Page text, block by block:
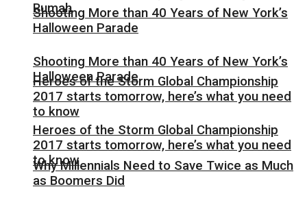
Shooting More than 40 Years of New York’s
Halloween Parade
Heroes of the Storm Global Championship
2017 starts tomorrow, here’s what you need
to know
Why Millennials Need to Save Twice as Much
as Boomers Did
Rumah
Shooting More than 40 Years of New York’s
Halloween Parade
Heroes of the Storm Global Championship
2017 starts tomorrow, here’s what you need
to know